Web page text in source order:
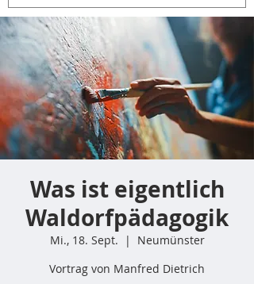
Was ist eigentlich
Waldorfpädagogik
Mi., 18. Sept.
  |
Neumünster
Vortrag von Manfred Dietrich